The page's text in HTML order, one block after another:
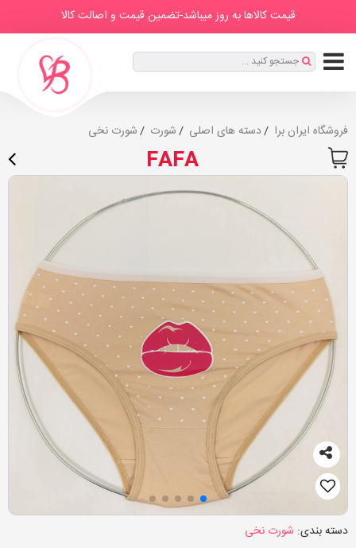
IranBra
اصلی ها ما
ثبت
|
قیمت کالاها به روز میباشد-تضمین قیمت و اصالت کالا
جستجو کنید ...
فروشگاه ایران برا دسته های اصلی شورت شورت نخی
FAFA
دسته بندی: شورت نخی